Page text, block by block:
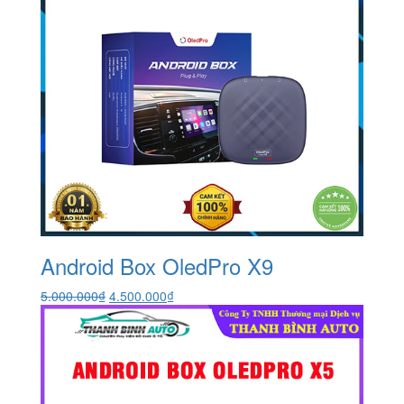
Android Box OledPro X9
5.000.000₫ Giá
gốc
là:
4.500.000₫Giá
hiện
tại
4.500.000₫.